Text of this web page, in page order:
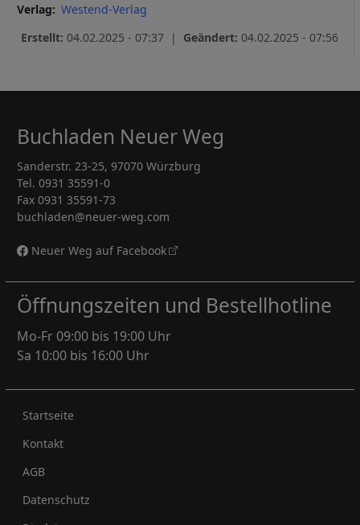
Verlag
Westend-Verlag
Erstellt: 04.02.2025 - 07:37 | Geändert: 04.02.2025 - 07:56
Buchladen Neuer Weg
Sanderstr. 23-25, 97070 Würzburg
Tel. 0931 35591-0
Fax 0931 35591-73
buchladen@neuer-weg.com
Neuer Weg auf Facebook
Öffnungszeiten und Bestellhotline
Mo-Fr 09:00 bis 19:00 Uhr
Sa 10:00 bis 16:00 Uhr
Rechtliches
Startseite
Kontakt
AGB
Datenschutz